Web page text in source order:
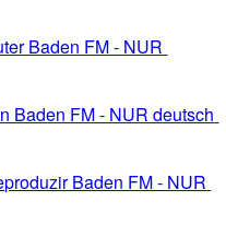
Baden FM - NUR
Baden FM - NUR deutsch
Baden FM - NUR